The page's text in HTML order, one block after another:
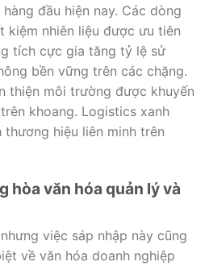
đầu hiện nay. Các dòng
kiệm nhiên liệu được ưu tiên
tích cực gia tăng tỷ lệ sử
bền vững trên các chặng.
thiện môi trường được khuyến
khoang. Logistics xanh
thương hiệu liên minh trên
hòa văn hóa quản lý và
việc sáp nhập này cũng
về văn hóa doanh nghiệp